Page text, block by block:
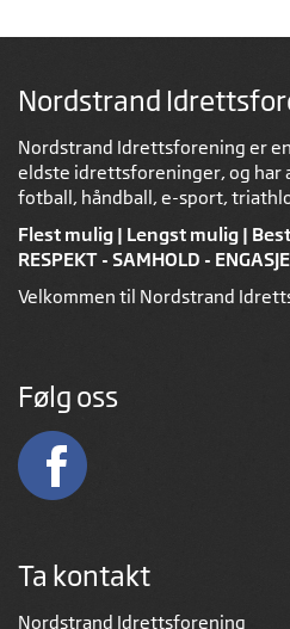
Nordstrand
Nordstrand Idrettsforening er
eldste idrettsforeninger, og har
fotball, håndball, e-sport,
Flest mulig | Lengst mulig |
RESPEKT - SAMHOLD -
Velkommen til Nordstrand
Følg oss
Ta kontakt
Nordstrand Idrettsforening